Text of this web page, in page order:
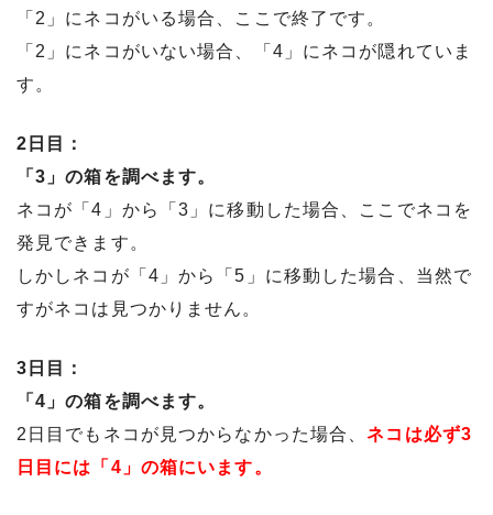
「2」にネコがいる場合、ここで終了です。
「2」にネコがいない場合、「4」にネコが隠れていま
す。
2日目：
「3」の箱を調べます。
ネコが「4」から「3」に移動した場合、ここでネコを
発見できます。
しかしネコが「4」から「5」に移動した場合、当然で
すがネコは見つかりません。
3日目：
「4」の箱を調べます。
2日目でもネコが見つからなかった場合、ネコは必ず3
日目には「4」の箱にいます。